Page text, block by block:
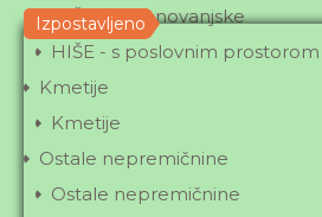
Izpostavljeno
HIŠE - 2-stanovanjske
HIŠE - s poslovnim prostorom
Kmetije
Kmetije
Ostale nepremičnine
Ostale nepremičnine